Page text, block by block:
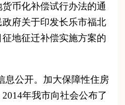
币化补偿试行办法的通
府关于印发长乐市福北
地征迁补偿实施方案的
息公开。加大保障性住房
4年我市向社会公布了